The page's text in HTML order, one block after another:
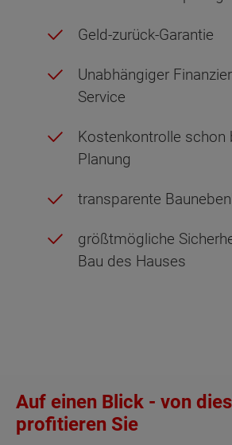
Geld-zurück-Garantie
Unabhängiger
Service
Kostenkontrolle schon
Planung
transparente
größtmögliche
Bau des Hauses
Auf einen Blick - von
profitieren Sie